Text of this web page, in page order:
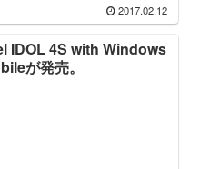
2017.02.12
IDOL 4S with Windows
が発売。